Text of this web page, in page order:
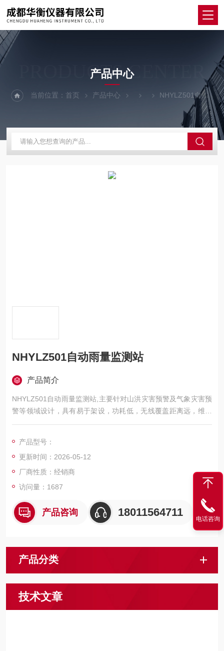
PRODUCTS CENTER
产品中心
当前位置：首页 产品中心 NHYLZ501自动雨量监测站
NHYLZ501自动雨量监测站
产品简介
NHYLZ501自动雨量监测站,主要针对山洪灾害预警及气象灾害预
警等领域设计，具有易于架设，功耗低，无线覆盖距离远，维护
成本低的优点。
产品型号：
更新时间：2026-05-12
厂商性质：经销商
访问量：1687
产品咨询 18011564711
产品分类
技术文章
电话咨询